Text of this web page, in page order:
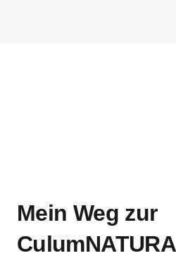
Mein Weg zur
CulumNATURA